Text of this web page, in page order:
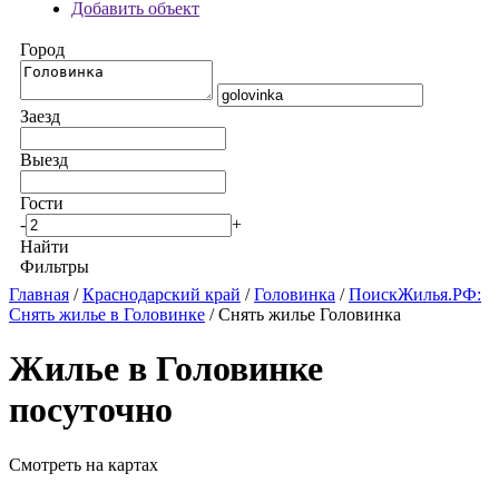
Добавить объект
Город
Заезд
Выезд
Гости
-
+
Найти
Фильтры
Главная /Краснодарский край /Головинка /ПоискЖилья.РФ:
Снять жилье в Головинке / Снять жилье Головинка
Жилье в Головинке
посуточно
Смотреть на картах